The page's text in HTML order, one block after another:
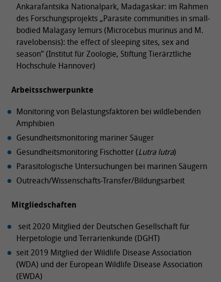
Ankarafantsika Nationalpark, Madagaskar: im Rahmen
des Forschungsprojekts „Parasite communities in small-
bodied Malagasy lemurs (Microcebus murinus and M.
ravelobensis): the effect of sleeping sites, sex and
season” (Institut für Zoologie, Stiftung Tierärztliche
Hochschule Hannover)
Arbeitsschwerpunkte
Monitoring von Belastungsfaktoren bei wildlebenden
Amphibien
Gesundheitsmonitoring mariner Säuger
Gesundheitsmonitoring Fischotter (Lutra lutra)
Parasitologische Untersuchungen bei marinen Säugern
Outreach/Wissenschafts-Transfer/Bildungsarbeit
Mitgliedschaften
seit 2020 Mitglied der Deutschen Gesellschaft für
Herpetologie und Terrarienkunde (DGHT)
seit 2019 Mitglied der Wildlife Disease Association
(WDA) und der European Wildlife Disease Association
(EWDA)